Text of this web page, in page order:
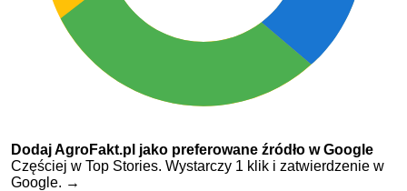
Dodaj AgroFakt.pl jako preferowane źródło w Google
Częściej w Top Stories. Wystarczy 1 klik i zatwierdzenie w
Google. →